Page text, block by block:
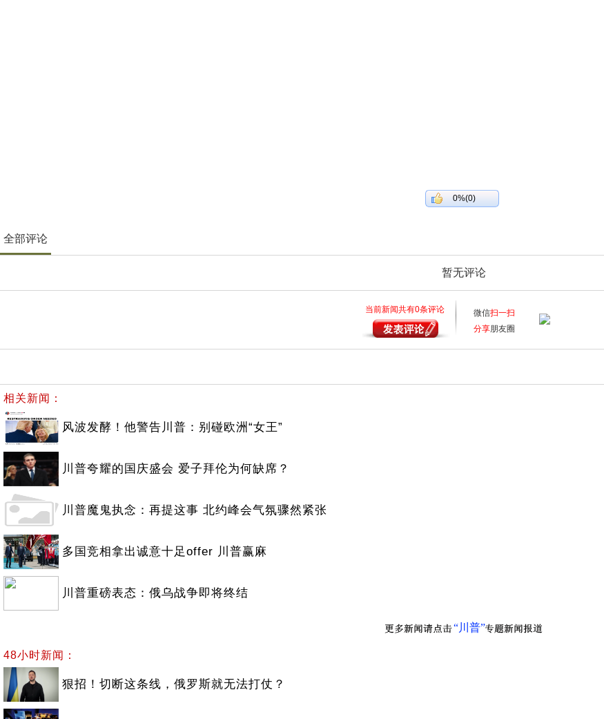
0%(0)
全部评论
暂无评论
当前新闻共有0条评论 微信扫一扫
分享朋友圈
相关新闻：
风波发酵！他警告川普：别碰欧洲“女王”
川普夸耀的国庆盛会 爱子拜伦为何缺席？
川普魔鬼执念：再提这事 北约峰会气氛骤然紧张
多国竞相拿出诚意十足offer 川普赢麻
川普重磅表态：俄乌战争即将终结
“川普”
48小时新闻：
狠招！切断这条线，俄罗斯就无法打仗？